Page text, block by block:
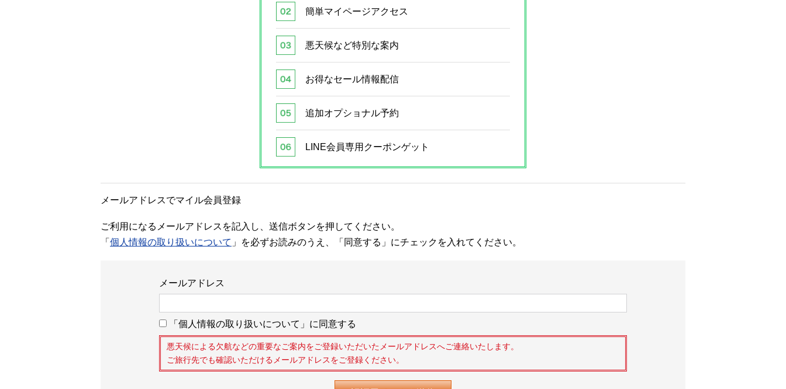
簡単マイページアクセス
悪天候など特別な案内
お得なセール情報配信
追加オプショナル予約
LINE会員専用クーポンゲット
メールアドレスでマイル会員登録
ご利用になるメールアドレスを記入し、送信ボタンを押してください。
「 個人情報の取り扱いについて 」を必ずお読みのうえ、「同意する」にチェックを入れてください。
メールアドレス
「個人情報の取り扱いについて」に同意する
悪天候による欠航などの重要なご案内をご登録いただいたメールアドレスへご連絡いたします。
ご旅行先でも確認いただけるメールアドレスをご登録ください。